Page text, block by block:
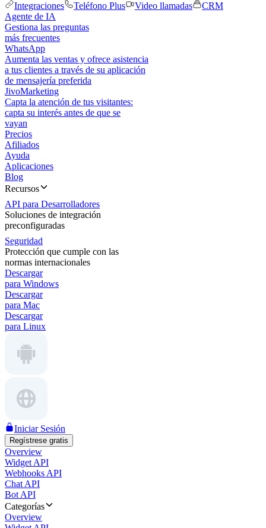
Integraciones
Teléfono Plus Video llamadas
CRM
Agente de IA
Gestiona las preguntas
más frecuentes
WhatsApp
Aumenta las ventas y ofrece asistencia
a tus clientes a través de su aplicación
de mensajería preferida
JivoMarketing
Capta la atención de tus visitantes:
capta su interés antes de que se
vayan
Precios
Afiliados
Ayuda
Aplicaciones
Blog
Recursos
API para Desarrolladores
Soluciones de integración
preconfiguradas
Seguridad
Protección que cumple con las
normas internacionales
Descargar
para Windows
Descargar
para Mac
Descargar
para Linux
Iniciar Sesión
Regístrese gratis
Overview
Widget API
Webhooks API
Chat API
Bot API
Categorías
Overview